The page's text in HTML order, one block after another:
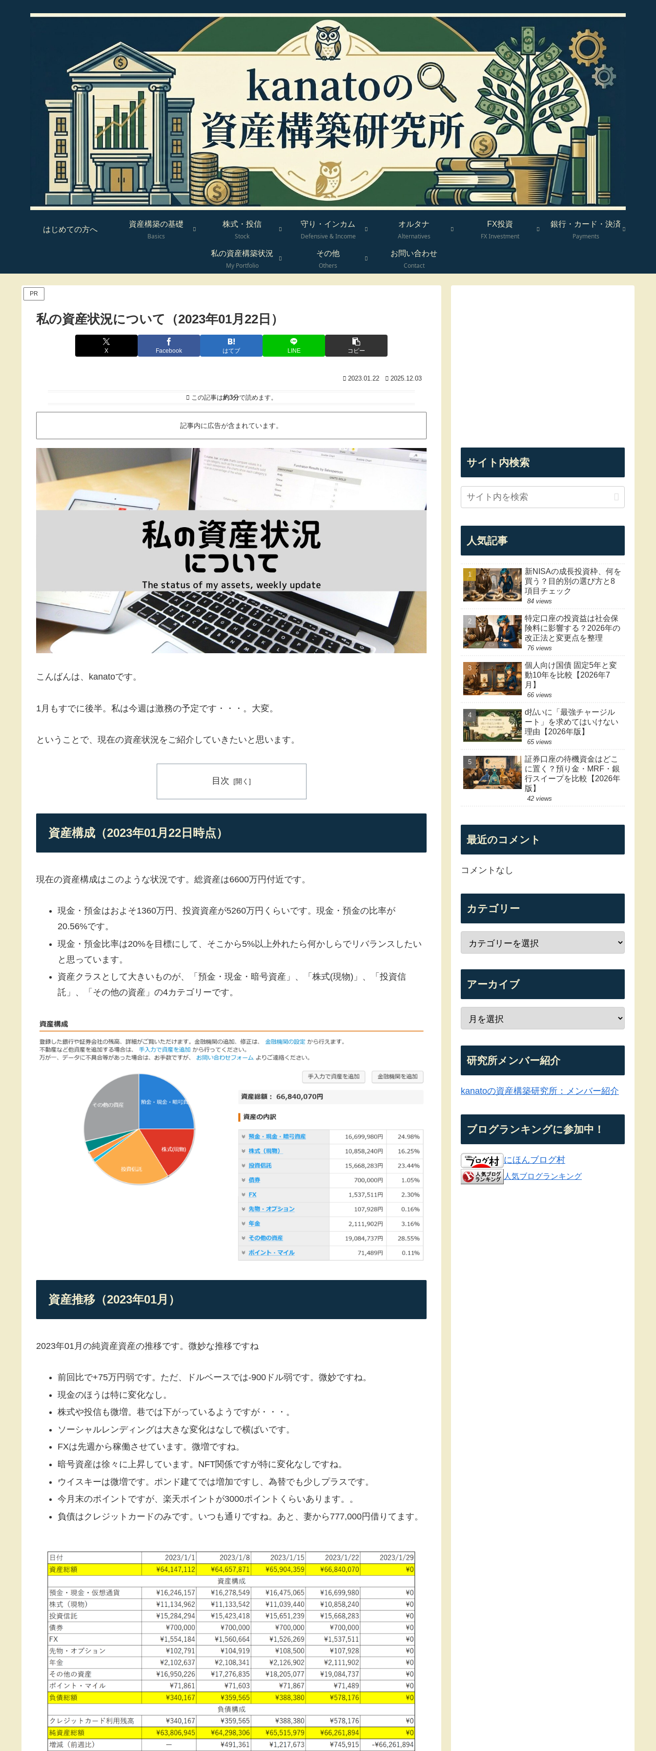
はじめての方へ
資産構築の基礎
Basics
株式・投信
Stock
守り・インカム
Defensive & Income
オルタナ
Alternatives
FX投資
FX Investment
銀行・カード・決済
Payments
私の資産構築状況
My Portfolio
その他
Others
お問い合わせ
Contact
PR
私の資産状況について（2023年01月22日）
X Facebook はてブ LINE コピー
2023.01.22 2025.12.03
この記事は約3分で読めます。
記事内に広告が含まれています。
こんばんは、kanatoです。
1月もすでに後半。私は今週は激務の予定です・・・。大変。
ということで、現在の資産状況をご紹介していきたいと思います。
目次
資産構成（2023年01月22日時点）
現在の資産構成はこのような状況です。総資産は6600万円付近です。
現金・預金はおよそ1360万円、投資資産が5260万円くらいです。現金・預金の比率が
20.56%です。
現金・預金比率は20%を目標にして、そこから5%以上外れたら何かしらでリバランスしたい
と思っています。
資産クラスとして大きいものが、「預金・現金・暗号資産」、「株式(現物)」、「投資信
託」、「その他の資産」の4カテゴリーです。
資産推移（2023年01月）
2023年01月の純資産資産の推移です。微妙な推移ですね
前回比で+75万円弱です。ただ、ドルベースでは-900ドル弱です。微妙ですね。
現金のほうは特に変化なし。
株式や投信も微増。巷では下がっているようですが・・・。
ソーシャルレンディングは大きな変化はなしで横ばいです。
FXは先週から稼働させています。微増ですね。
暗号資産は徐々に上昇しています。NFT関係ですが特に変化なしですね。
ウイスキーは微増です。ポンド建てでは増加ですし、為替でも少しプラスです。
今月末のポイントですが、楽天ポイントが3000ポイントくらいあります。。
負債はクレジットカードのみです。いつも通りですね。あと、妻から777,000円借りてます。
サイト内検索
人気記事
新NISAの成長投資枠、何を
買う？目的別の選び方と8
項目チェック
84 views
特定口座の投資益は社会保
険料に影響する？2026年の
改正法と変更点を整理
76 views
個人向け国債 固定5年と変
動10年を比較【2026年7
月】
66 views
d払いに「最強チャージル
ート」を求めてはいけない
理由【2026年版】
65 views
証券口座の待機資金はどこ
に置く？預り金・MRF・銀
行スイープを比較【2026年
版】
42 views
最近のコメント
コメントなし
カテゴリー
アーカイブ
研究所メンバー紹介
kanatoの資産構築研究所：メンバー紹介
ブログランキングに参加中！
にほんブログ村
人気ブログランキング